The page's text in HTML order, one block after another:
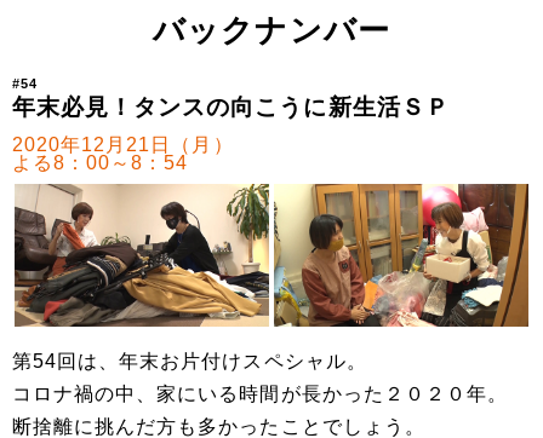
バックナンバー
#54
年末必見！タンスの向こうに新生活ＳＰ
2020年12月21日（月）
よる8：00～8：54
第54回は、年末お片付けスペシャル。
コロナ禍の中、家にいる時間が長かった２０２０年。
断捨離に挑んだ方も多かったことでしょう。